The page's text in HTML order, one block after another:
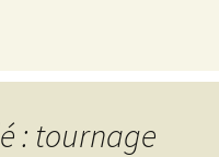
: tournage